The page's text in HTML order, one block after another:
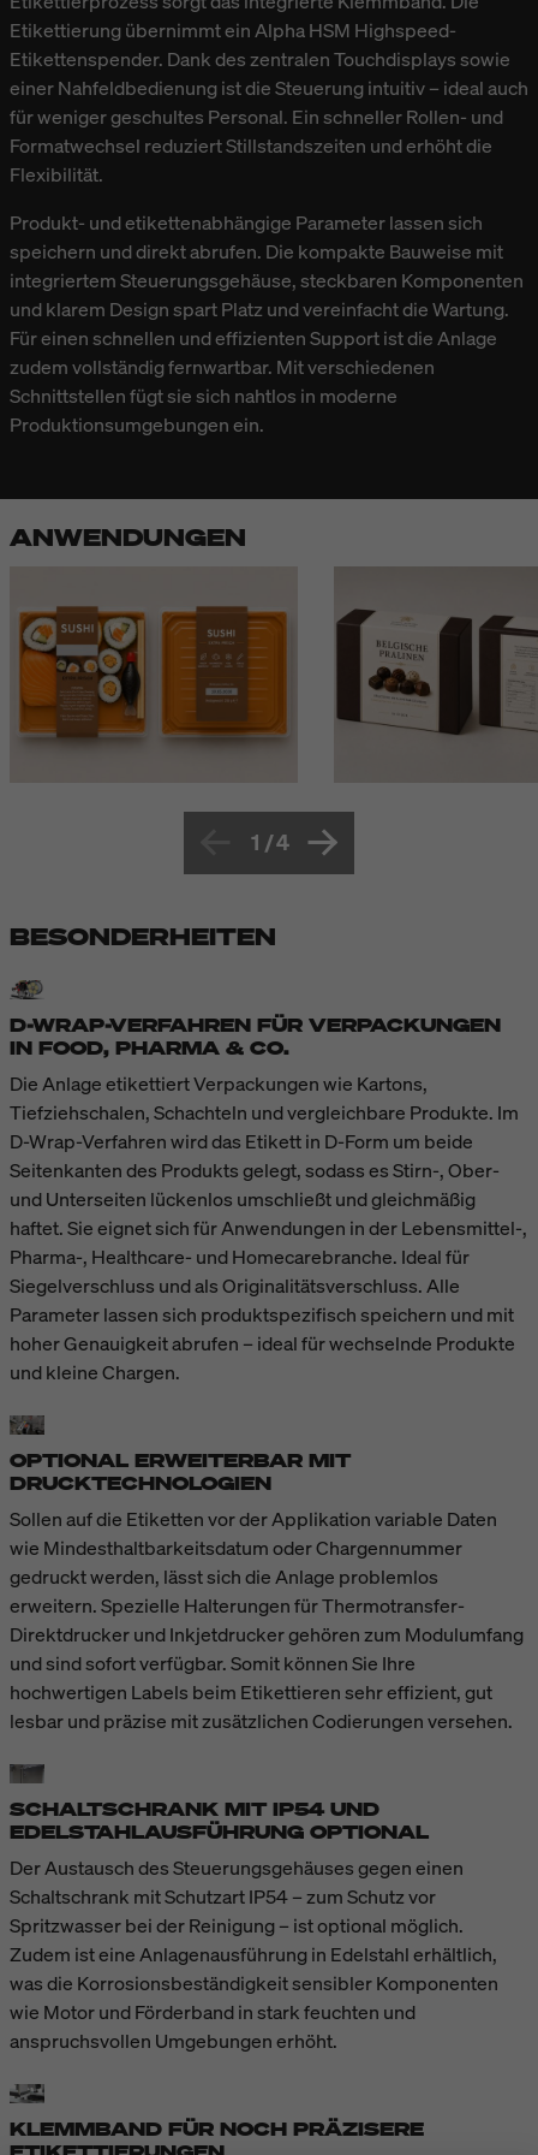
Etikettierung übernimmt ein Alpha HSM Highspeed-
Etikettenspender. Dank des zentralen Touchdisplays sowie
einer Nahfeldbedienung ist die Steuerung intuitiv – ideal auch
für weniger geschultes Personal. Ein schneller Rollen- und
Formatwechsel reduziert Stillstandszeiten und erhöht die
Flexibilität.
Produkt- und etikettenabhängige Parameter lassen sich
speichern und direkt abrufen. Die kompakte Bauweise mit
integriertem Steuerungsgehäuse, steckbaren Komponenten
und klarem Design spart Platz und vereinfacht die Wartung.
Für einen schnellen und effizienten Support ist die Anlage
zudem vollständig fernwartbar. Mit verschiedenen
Schnittstellen fügt sie sich nahtlos in moderne
Produktionsumgebungen ein.
ANWENDUNGEN
1 /4
BESONDERHEITEN
D-WRAP-VERFAHREN FÜR VERPACKUNGEN
IN FOOD, PHARMA & CO.
Die Anlage etikettiert Verpackungen wie Kartons,
Tiefziehschalen, Schachteln und vergleichbare Produkte. Im
D-Wrap-Verfahren wird das Etikett in D-Form um beide
Seitenkanten des Produkts gelegt, sodass es Stirn-, Ober-
und Unterseiten lückenlos umschließt und gleichmäßig
haftet. Sie eignet sich für Anwendungen in der Lebensmittel-,
Pharma-, Healthcare- und Homecarebranche. Ideal für
Siegelverschluss und als Originalitätsverschluss. Alle
Parameter lassen sich produktspezifisch speichern und mit
hoher Genauigkeit abrufen – ideal für wechselnde Produkte
und kleine Chargen.
OPTIONAL ERWEITERBAR MIT
DRUCKTECHNOLOGIEN
Sollen auf die Etiketten vor der Applikation variable Daten
wie Mindesthaltbarkeitsdatum oder Chargennummer
gedruckt werden, lässt sich die Anlage problemlos
erweitern. Spezielle Halterungen für Thermotransfer-
Direktdrucker und Inkjetdrucker gehören zum Modulumfang
und sind sofort verfügbar. Somit können Sie Ihre
hochwertigen Labels beim Etikettieren sehr effizient, gut
lesbar und präzise mit zusätzlichen Codierungen versehen.
SCHALTSCHRANK MIT IP54 UND
EDELSTAHLAUSFÜHRUNG OPTIONAL
Der Austausch des Steuerungsgehäuses gegen einen
Schaltschrank mit Schutzart IP54 – zum Schutz vor
Spritzwasser bei der Reinigung – ist optional möglich.
Zudem ist eine Anlagenausführung in Edelstahl erhältlich,
was die Korrosionsbeständigkeit sensibler Komponenten
wie Motor und Förderband in stark feuchten und
anspruchsvollen Umgebungen erhöht.
KLEMMBAND FÜR NOCH PRÄZISERE